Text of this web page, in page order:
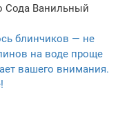
Сода Ванильный
блинчиков — не
на воде проще
вашего внимания.